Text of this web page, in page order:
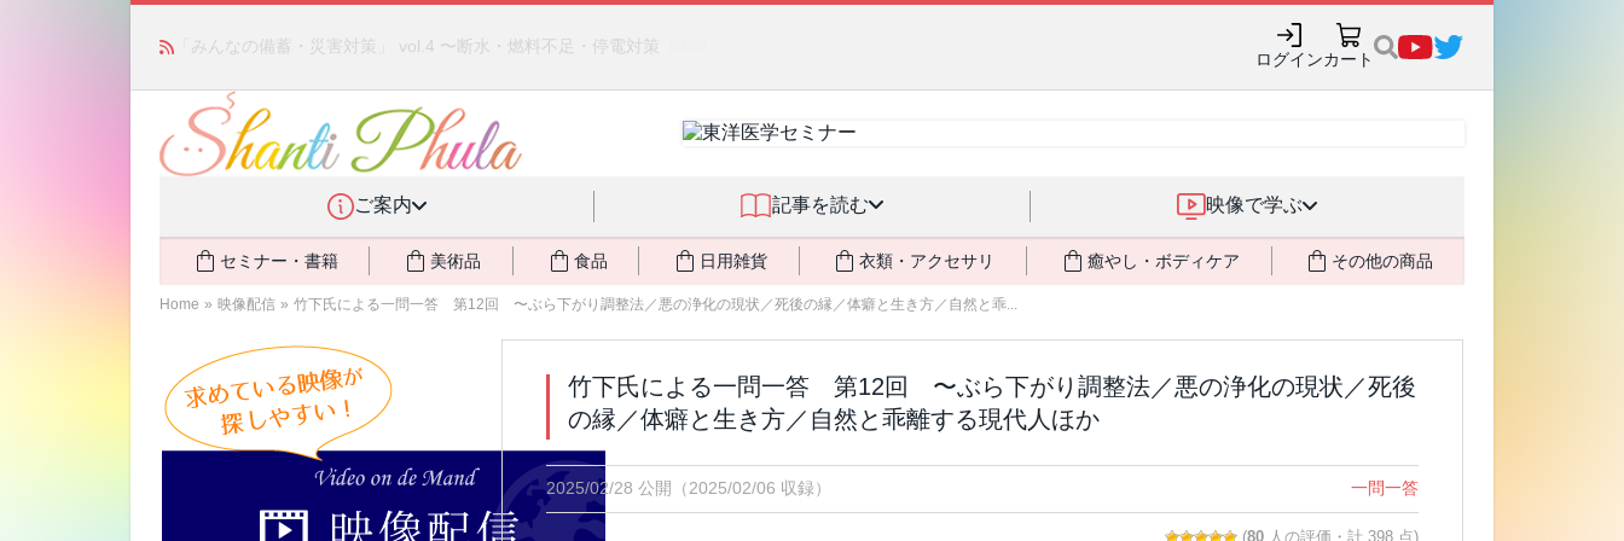
かつて愛されていた人気商品が復活！夏場に活躍するジェルクリーム「アクアサーキュレーション」💖🏖️ 8月末までの購入でポイント還元も✨
ログインカート
ご案内 記事を読む 映像で学ぶ
セミナー・書籍 美術品 食品 日用雑貨 衣類・アクセサリ 癒やし・ボディケア その他の商品
Home » 映像配信 » 竹下氏による一問一答 第12回 〜ぶら下がり調整法／悪の浄化の現状／死後の縁／体癖と生き方／自然と乖...
竹下氏による一問一答 第12回 〜ぶら下がり調整法／悪の浄化の現状／死後
の縁／体癖と生き方／自然と乖離する現代人ほか
2025/02/28 公開 （2025/02/06 収録） 一問一答
(80 人の評価・計 398 点)